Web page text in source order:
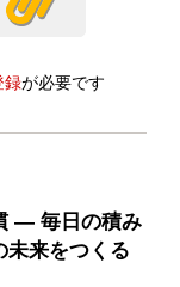
録が必要です
― 毎日の積み
未来をつくる